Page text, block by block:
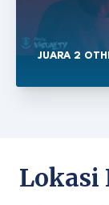
JUARA 2
Lokasi